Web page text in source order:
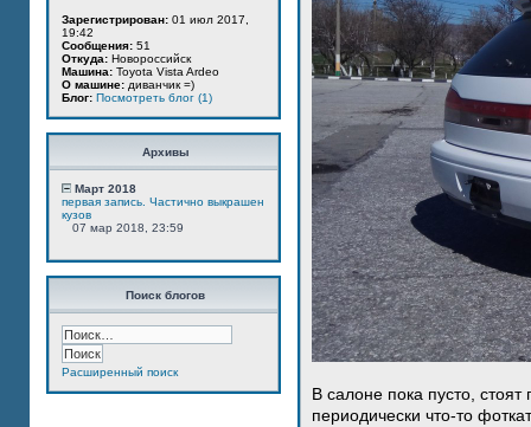
Зарегистрирован: 01 июл 2017,
19:42
Сообщения: 51
Откуда: Новороссийск
Машина: Toyota Vista Ardeo
О машине: диванчик =)
Блог: Посмотреть блог (1)
Архивы
Март 2018
первая запись. Частично выкрашен
кузов
07 мар 2018, 23:59
Поиск блогов
Расширенный поиск
В салоне пока пусто,
периодически что-то